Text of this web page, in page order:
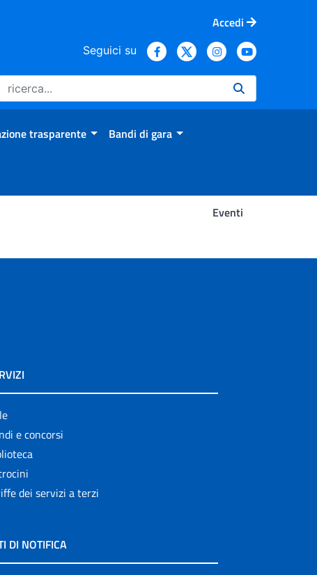
Accedi
Seguici su
trasparente Bandi di gara
Eventi
e concorsi
dei servizi a terzi
DI NOTIFICA